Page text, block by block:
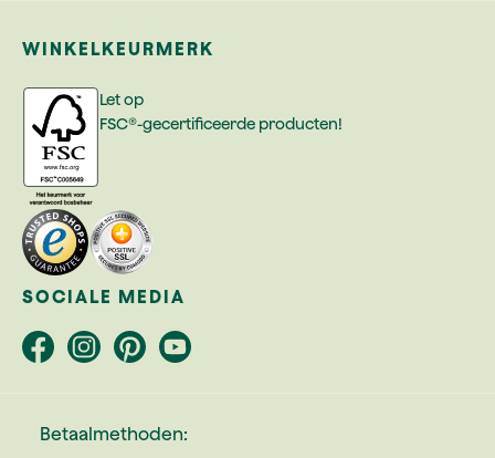
WINKELKEURMERK
Let op
FSC®-gecertificeerde producten!
SOCIALE MEDIA
Betaalmethoden: